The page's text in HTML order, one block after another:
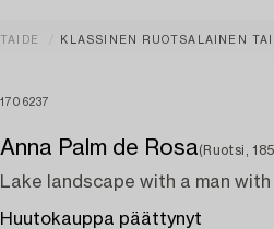
TAIDE KLASSINEN RUOTSALAINEN
1706237
Anna Palm de Rosa(Ruotsi,
Lake landscape with a man
Huutokauppa päättynyt